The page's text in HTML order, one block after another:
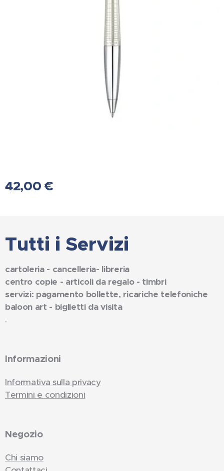
42,00 €
Tutti i Servizi
cartoleria - cancelleria- libreria
centro copie - articoli da regalo - timbri
servizi: pagamento bollette, ricariche telefoniche
baloon art - biglietti da visita
.
Informazioni
Informativa sulla privacy
Termini e condizioni
Negozio
Chi siamo